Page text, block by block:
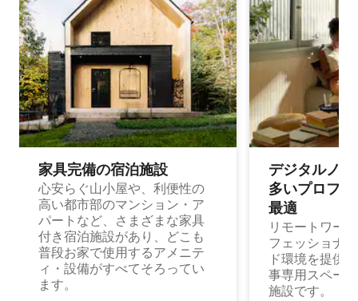
家具完備の宿⁠泊⁠施⁠設
心安らぐ山小屋や、利便性の
高い都市部のマンション・ア
パートなど、さまざまな家具
付き宿泊施設があり、どこも
普段お家で使用するアメニテ
ィ・設備がすべてそろってい
ます。
デジタルノ
多⁠いプ⁠ロ⁠フ⁠
最⁠適
リモートワー
フェッショナ
ド環境を提供
事専用スペー
施設です。